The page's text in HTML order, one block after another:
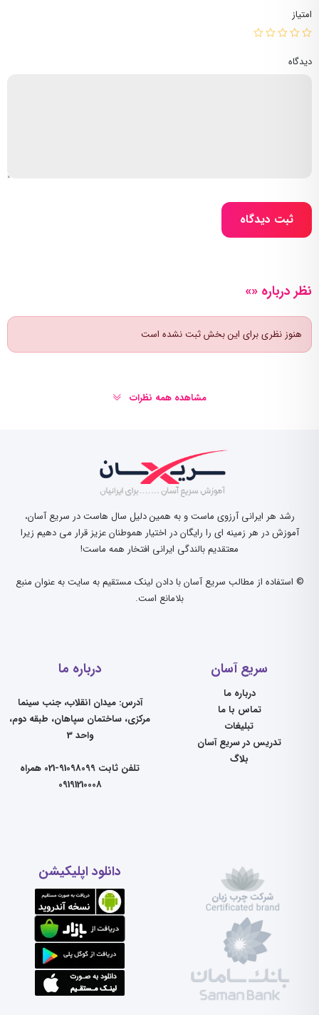
امتیاز
دیدگاه
ثبت دیدگاه
نظر درباره «»
هنوز نظری برای این بخش ثبت نشده است
مشاهده همه نظرات
رشد هر ایرانی آرزوی ماست و به همین دلیل سال هاست در سریع آسان،
آموزش در هر زمینه ای را رایگان در اختیار هموطنان عزیز قرار می دهیم زیرا
معتقدیم بالندگی ایرانی افتخار همه ماست!
© استفاده از مطالب سریع آسان با دادن لینک مستقیم به سایت به عنوان منبع
بلامانع است.
سریع آسان
درباره ما
تماس با ما
تبلیغات
تدریس در سریع آسان
بلاگ
درباره ما
آدرس: میدان انقلاب، جنب سینما
مرکزی، ساختمان سپاهان، طبقه دوم،
واحد 3
تلفن ثابت 91098099-021 همراه
09191210008
دانلود اپلیکیشن